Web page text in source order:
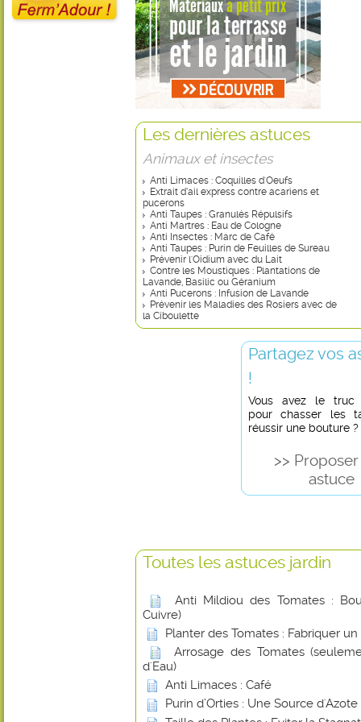
Les dernières astuces
Animaux et insectes
Anti Limaces : Coquilles d'Oeufs
Extrait d’ail express contre acariens et
pucerons
Anti Taupes : Granulés Répulsifs
Anti Martres : Eau de Cologne
Anti Insectes : Marc de Café
Anti Taupes : Purin de Feuilles de Sureau
Prévenir l'Oidium avec du Lait
Contre les Moustiques : Plantations de
Lavande, Basilic ou Géranium
Anti Pucerons : Infusion de Lavande
Prévenir les Maladies des Rosiers avec de
la Ciboulette
Partagez vos
!
Vous avez le truc
pour chasser les
réussir une bouture ?
>>
astuce
Toutes les astuces jardin
Anti Mildiou des Tomates :
Cuivre)
Planter des Tomates : Fabriquer
Arrosage des Tomates
d'Eau)
Anti Limaces : Café
Purin d’Orties : Une Source